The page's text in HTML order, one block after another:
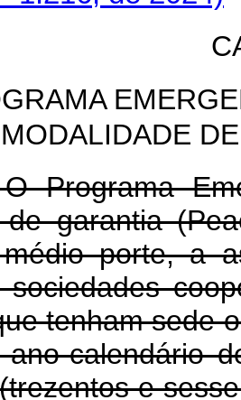
MODALIDADE
Programa
de garantia
porte, a
tenham sede
calendário
e